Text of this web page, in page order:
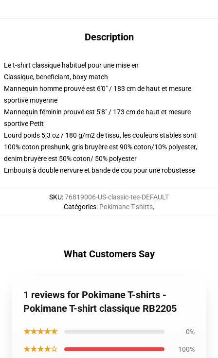
Description
Le t-shirt classique habituel pour une mise en
Classique, beneficiant, boxy match
Mannequin homme prouvé est 6'0" / 183 cm de haut et mesure
sportive moyenne
Mannequin féminin prouvé est 5'8" / 173 cm de haut et mesure
sportive Petit
Lourd poids 5,3 oz / 180 g/m2 de tissu, les couleurs stables sont
100% coton preshunk, gris bruyère est 90% coton/10% polyester,
denim bruyère est 50% coton/ 50% polyester
Embouts à double nervure et bande de cou pour une robustesse
SKU:76819006-US-classic-tee-DEFAULT
Catégories: Pokimane T-shirts,
What Customers Say
1 reviews for Pokimane T-shirts -
Pokimane T-shirt classique RB2205
★★★★★ 0%
★★★★☆ 100%